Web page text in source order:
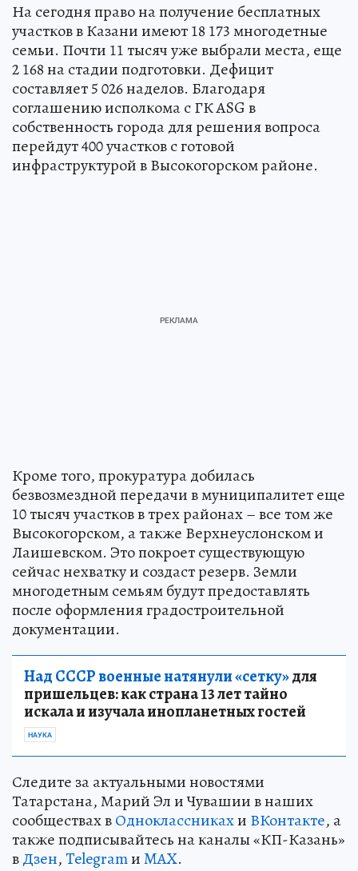
На сегодня право на получение бесплатных
участков в Казани имеют 18 173 многодетные
семьи. Почти 11 тысяч уже выбрали места, еще
2 168 на стадии подготовки. Дефицит
составляет 5 026 наделов. Благодаря
соглашению исполкома с ГК ASG в
собственность города для решения вопроса
перейдут 400 участков с готовой
инфраструктурой в Высокогорском районе.
Кроме того, прокуратура добилась
безвозмездной передачи в муниципалитет еще
10 тысяч участков в трех районах – все том же
Высокогорском, а также Верхнеуслонском и
Лаишевском. Это покроет существующую
сейчас нехватку и создаст резерв. Земли
многодетным семьям будут предоставлять
после оформления градостроительной
документации.
Над СССР военные натянули «сетку»для
пришельцев: как страна 13 лет тайно
искала и изучала инопланетных гостей
НАУКА
Следите за актуальными новостями
Татарстана, Марий Эл и Чувашии в наших
сообществах вОдноклассникахи ВКонтакте, а
также подписывайтесь на каналы «КП-Казань»
вДзен,TelegramиMAX.